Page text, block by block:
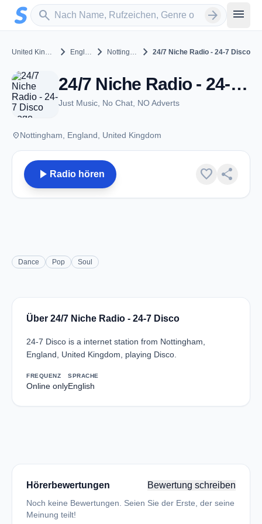
Zum Hauptinhalt springen
search
Sender suchen arrow_forward menu
United Kingdom chevron_right England chevron_right Nottingham chevron_right24/7 Niche Radio - 24-7 Disco
24/7 Niche Radio - 24-7 Disco - Nottingham
Just Music, No Chat, NO Adverts
placeNottingham, England, United Kingdom
play_arrow Radio hören favorite share
Dance Pop Soul
Über 24/7 Niche Radio - 24-7 Disco
24-7 Disco is a internet station from Nottingham,
England, United Kingdom, playing Disco.
FREQUENZ
Online only
SPRACHE
English
Hörerbewertungen Bewertung schreiben
Noch keine Bewertungen. Seien Sie der Erste, der seine
Meinung teilt!